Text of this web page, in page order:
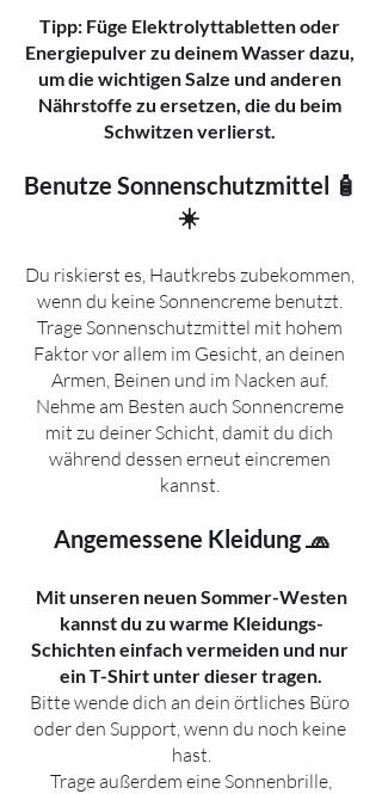
Tipp: Füge Elektrolyttabletten oder
Energiepulver zu deinem Wasser dazu,
um die wichtigen Salze und anderen
Nährstoffe zu ersetzen, die du beim
Schwitzen verlierst.
Benutze Sonnenschutzmittel 🧴
☀️
Du riskierst es, Hautkrebs zubekommen,
wenn du keine Sonnencreme benutzt.
Trage Sonnenschutzmittel mit hohem
Faktor vor allem im Gesicht, an deinen
Armen, Beinen und im Nacken auf.
Nehme am Besten auch Sonnencreme
mit zu deiner Schicht, damit du dich
während dessen erneut eincremen
kannst.
Angemessene Kleidung 🧢
kannst du zu warme Kleidungs-
Schichten einfach vermeiden und nur
ein T-Shirt unter dieser tragen.
Bitte wende dich an dein örtliches Büro
oder den Support, wenn du noch keine
hast.